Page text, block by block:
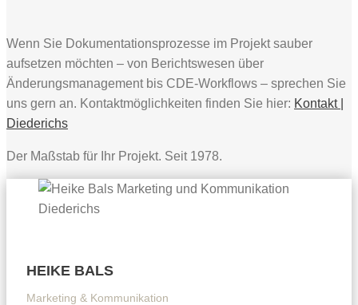
Wenn Sie Dokumentationsprozesse im Projekt sauber
aufsetzen möchten – von Berichtswesen über
Änderungsmanagement bis CDE-Workflows – sprechen Sie
uns gern an. Kontaktmöglichkeiten finden Sie hier: Kontakt |
Diederichs
Der Maßstab für Ihr Projekt. Seit 1978.
HEIKE BALS
Marketing & Kommunikation